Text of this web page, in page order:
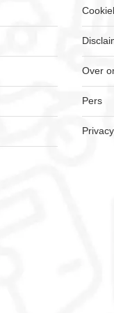
Over
Pers